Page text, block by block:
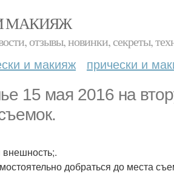
МАКИЯЖ
отзывы, новинки, секреты,
и макияж прически и
15 мая 2016 на
добраться до места